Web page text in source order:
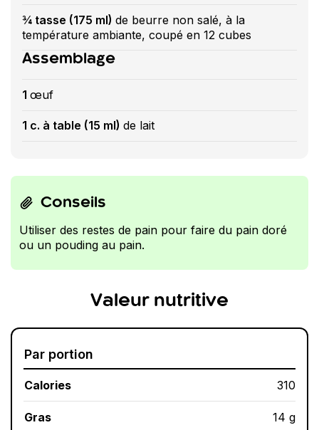
¾ tasse (175 ml) de beurre non salé, à la
température ambiante, coupé en 12 cubes
Assemblage
1 œuf
1 c. à table (15 ml) de lait
Conseils
Utiliser des restes de pain pour faire du pain doré
ou un pouding au pain.
Valeur nutritive
Par portion
Calories 310
Gras 14 g